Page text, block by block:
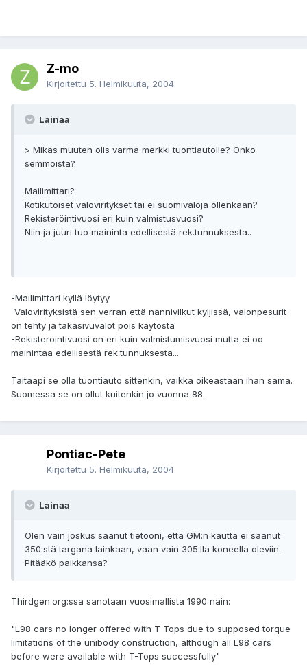
Z-mo
Kirjoitettu 5. Helmikuuta, 2004
Lainaa
> Mikäs muuten olis varma merkki tuontiautolle? Onko
semmoista?
Mailimittari?
Kotikutoiset valoviritykset tai ei suomivaloja ollenkaan?
Rekisteröintivuosi eri kuin valmistusvuosi?
Niin ja juuri tuo maininta edellisestä rek.tunnuksesta..
-Mailimittari kyllä löytyy
-Valovirityksistä sen verran että nännivilkut kyljissä, valonpesurit
on tehty ja takasivuvalot pois käytöstä
-Rekisteröintivuosi on eri kuin valmistumisvuosi mutta ei oo
mainintaa edellisestä rek.tunnuksesta...
Taitaapi se olla tuontiauto sittenkin, vaikka oikeastaan ihan sama.
Suomessa se on ollut kuitenkin jo vuonna 88.
Pontiac-Pete
Kirjoitettu 5. Helmikuuta, 2004
Lainaa
Olen vain joskus saanut tietooni, että GM:n kautta ei saanut
350:stä targana lainkaan, vaan vain 305:lla koneella oleviin.
Pitääkö paikkansa?
Thirdgen.org:ssa sanotaan vuosimallista 1990 näin:
"L98 cars no longer offered with T-Tops due to supposed torque
limitations of the unibody construction, although all L98 cars
before were available with T-Tops successfully"